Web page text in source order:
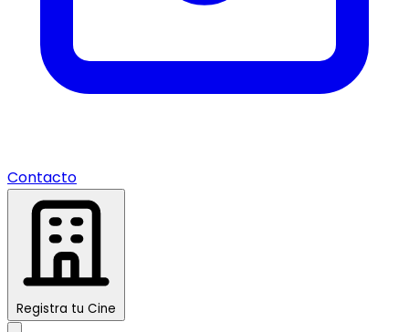
Contacto
Registra tu Cine